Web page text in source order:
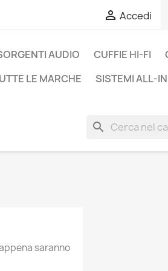
 Accedi
AUDIO CUFFIE HI-FI
LE MARCHE
SISTEMI ALL-
search
saranno